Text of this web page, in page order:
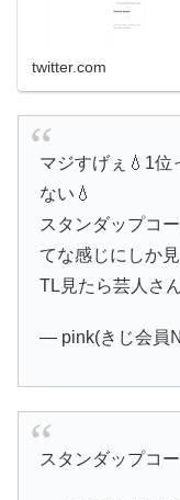
twitter.com
マジすげぇ💧1位
ない💧
スタンダップコ
てな感じにしか
TL見たら芸人さ
— pink(きじ会員
スタンダップコ